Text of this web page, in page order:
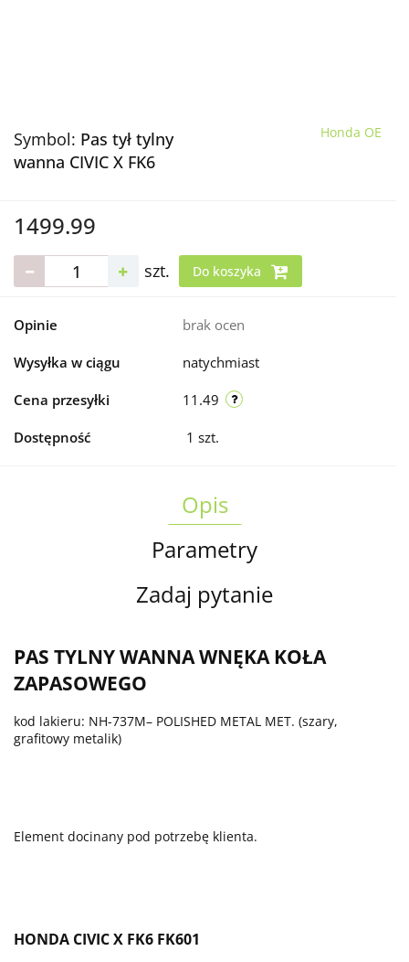
Symbol: Pas tył tylny
wanna CIVIC X FK6
Honda OE
1499.99
szt. Do koszyka
Opinie brak ocen
Wysyłka w ciągu natychmiast
Cena przesyłki 11.49
Dostępność 1 szt.
Opis
Parametry
Zadaj pytanie
PAS TYLNY WANNA WNĘKA KOŁA
ZAPASOWEGO
kod lakieru: NH-737M– POLISHED METAL MET. (szary,
grafitowy metalik)
Element docinany pod potrzebę klienta.
HONDA CIVIC X FK6 FK601